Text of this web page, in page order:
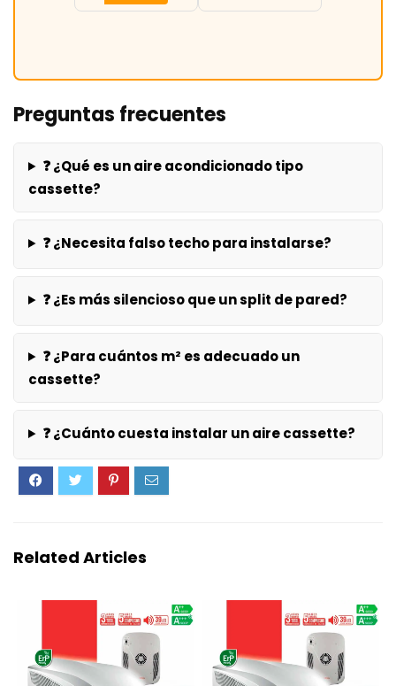
Preguntas frecuentes
❓ ¿Qué es un aire acondicionado tipo
cassette?
❓ ¿Necesita falso techo para instalarse?
❓ ¿Es más silencioso que un split de pared?
❓ ¿Para cuántos m² es adecuado un
cassette?
❓ ¿Cuánto cuesta instalar un aire cassette?
Related Articles